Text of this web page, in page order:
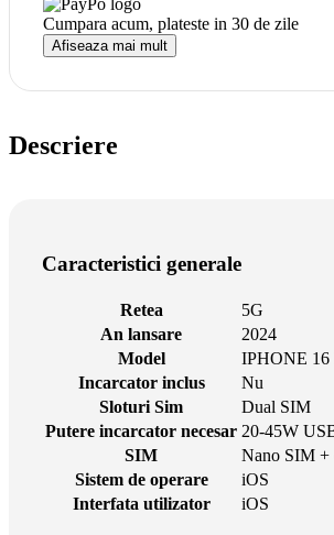
Cumpara acum, plateste in 30 de zile
Afiseaza mai mult
Descriere
Caracteristici generale
Retea
5G
An lansare
2024
Model
IPHONE 16
Incarcator inclus
Nu
Sloturi Sim
Dual SIM
Putere incarcator necesar 20-45W
SIM
Nano SIM +
Sistem de operare
iOS
Interfata utilizator
iOS